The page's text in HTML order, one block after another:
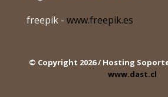
freepik - www.freepik.es
© Copyright 2026 / Hosting
www.dast.cl